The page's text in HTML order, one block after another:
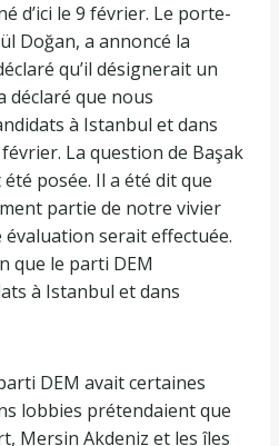
d’ici le 9 février. Le porte-
Doğan, a annoncé la
qu’il désignerait un
déclaré que nous
à Istanbul et dans
février. La question de Başak
posée. Il a été dit que
partie de notre vivier
évaluation serait effectuée.
que le parti DEM
à Istanbul et dans
DEM avait certaines
lobbies prétendaient que
Mersin Akdeniz et les îles